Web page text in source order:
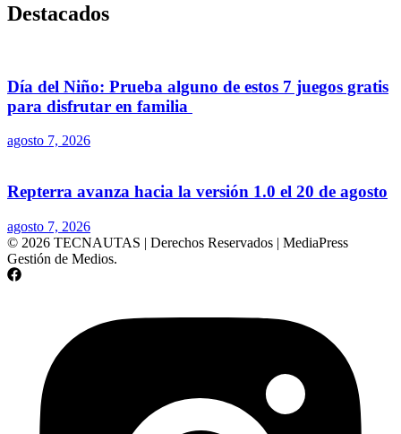
Destacados
Día del Niño: Prueba alguno de estos 7 juegos gratis
para disfrutar en familia
agosto 7, 2026
Repterra avanza hacia la versión 1.0 el 20 de agosto
agosto 7, 2026
© 2026 TECNAUTAS | Derechos Reservados | MediaPress
Gestión de Medios.